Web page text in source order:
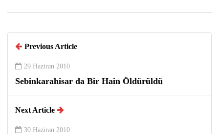
Previous Article
29 Haziran 2010
Sebinkarahisar da Bir Hain Öldürüldü
Next Article
30 Haziran 2010